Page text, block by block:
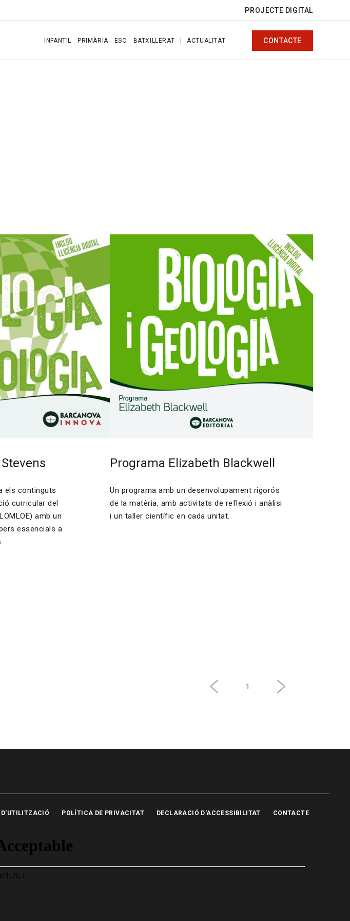
PROJECTE DIGITAL
INFANTIL PRIMÀRIA ESO BATXILLERAT ACTUALITAT CONTACTE
els continguts
curricular del
amb un
essencials a
Programa Elizabeth Blackwell
Un programa amb un desenvolupament rigorós
de la matèria, amb activitats de reflexió i anàlisi
i un taller científic en cada unitat.
1
D'UTILITZACIÓ POLÍTICA DE PRIVACITAT DECLARACIÓ D'ACCESSIBILITAT CONTACTE